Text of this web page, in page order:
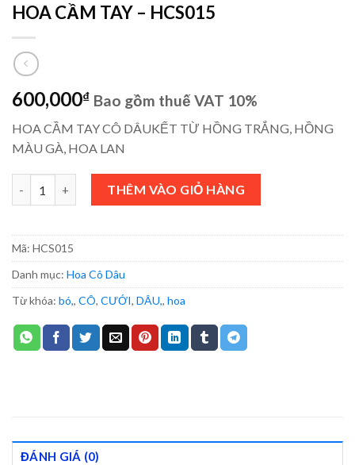
HOA CẦM TAY – HCS015
600,000₫ Bao gồm thuế VAT 10%
HOA CẦM TAY CÔ DÂUKẾT TỪ HỒNG TRẮNG, HỒNG
MÀU GÀ, HOA LAN
HOA CẦM TAY - HCS015 số lượng
THÊM VÀO GIỎ HÀNG
Mã: HCS015
Danh mục: Hoa Cô Dâu
Từ khóa: bó,, CÔ, CƯỚI, DÂU,, hoa
ĐÁNH GIÁ (0)